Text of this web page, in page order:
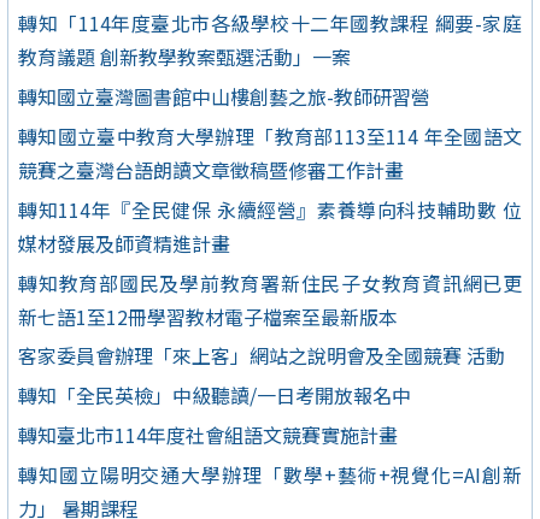
轉知「114年度臺北市各級學校十二年國教課程 綱要-家庭
教育議題 創新教學教案甄選活動」一案
轉知國立臺灣圖書館中山樓創藝之旅-教師研習營
轉知國立臺中教育大學辦理「教育部113至114 年全國語文
競賽之臺灣台語朗讀文章徵稿暨修審工作計畫
轉知114年『全民健保 永續經營』素養導向科技輔助數 位
媒材發展及師資精進計畫
轉知教育部國民及學前教育署新住民子女教育資訊網已更
新七語1至12冊學習教材電子檔案至最新版本
客家委員會辦理「來上客」網站之說明會及全國競賽 活動
轉知「全民英檢」中級聽讀/一日考開放報名中
轉知臺北市114年度社會組語文競賽實施計畫
轉知國立陽明交通大學辦理「數學+藝術+視覺化=AI創新
力」 暑期課程